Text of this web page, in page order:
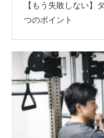
【もう失敗しない】
つのポイント